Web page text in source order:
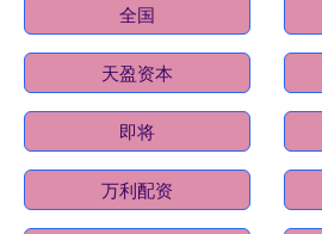
全国
天盈资本
即将
万利配资